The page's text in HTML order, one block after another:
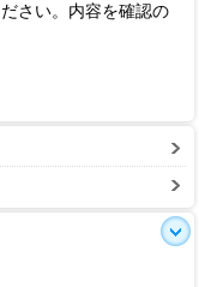
さい。内容を確認の